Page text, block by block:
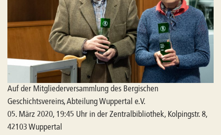
Auf der Mitgliederversammlung des Bergischen
Geschichtsvereins, Abteilung Wuppertal e.V.
05. März 2020, 19:45 Uhr in der Zentralbibliothek, Kolpingstr. 8,
42103 Wuppertal